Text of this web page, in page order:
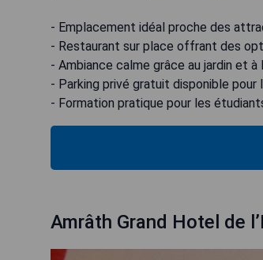
- Emplacement idéal proche des
- Restaurant sur place offrant des
- Ambiance calme grâce au jardin et à
- Parking privé gratuit disponible pour
- Formation pratique pour les
Amrâth Grand Hotel de